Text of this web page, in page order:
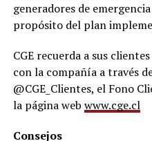
generadores de
propósito del plan
CGE recuerda a sus
con la compañía a través
@CGE_Clientes, el Fono
la página web www.cge.cl
Consejos